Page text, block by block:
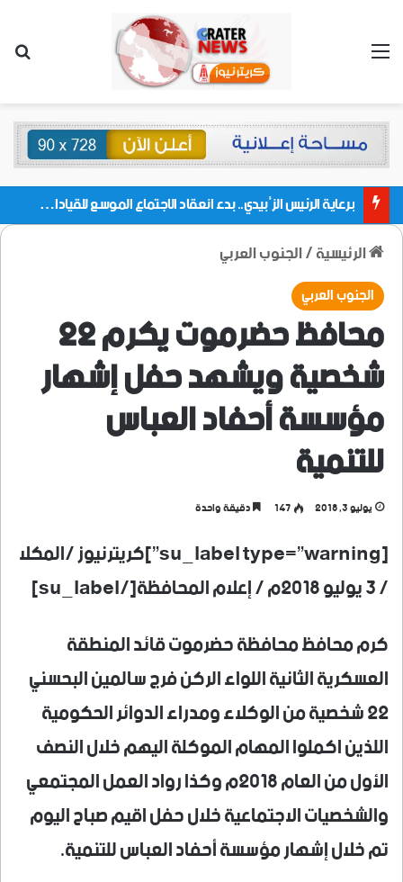
القائمة
برعاية الرئيس الزُبيدي.. بدء انعقاد الاجتماع الموسع للقيادات المحلية بالعاصمة ولمديريات وكتل مجلس العموم ومنسقيات الجامعة بالعاصمة عدن
الرئيسية/الجنوب العربي
الجنوب العربي
محافظ حضرموت يكرم 22
شخصية ويشهد حفل إشهار
مؤسسة أحفاد العباس
للتنمية
يوليو 3, 2018 147 دقيقة واحدة
[su_label type=”warning”]كريترنيوز /المكلا
/ 3 يوليو 2018م / إعلام المحافظة[/su_label]
كرم محافظ محافظة حضرموت قائد المنطقة
العسكرية الثانية اللواء الركن فرج سالمين البحسني
22 شخصية من الوكلاء ومدراء الدوائر الحكومية
اللذين اكملوا المهام الموكلة اليهم خلال النصف
الأول من العام 2018م وكذا رواد العمل المجتمعي
والشخصيات الاجتماعية خلال حفل اقيم صباح اليوم
تم خلال إشهار مؤسسة أحفاد العباس للتنمية.